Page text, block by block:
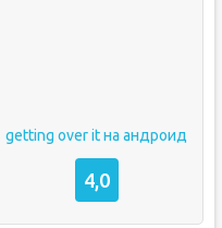
getting over it на андроид
4,0